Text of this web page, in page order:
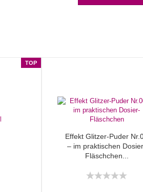
TOP
Effekt Glitzer-Puder
– im praktischen
Fläschchen...